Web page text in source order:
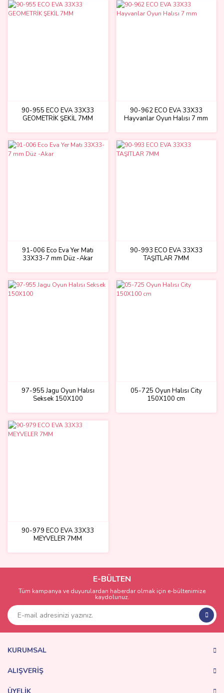
90-955 ECO EVA 33X33
GEOMETRİK ŞEKİL 7MM
90-962 ECO EVA 33X33
Hayvanlar Oyun Halısı 7 mm
91-006 Eco Eva Yer Matı
33X33-7 mm Düz -Akar
90-993 ECO EVA 33X33
TAŞITLAR 7MM
97-955 Jagu Oyun Halısı
Seksek 150X100
05-725 Oyun Halısı City
150X100 cm
90-979 ECO EVA 33X33
MEYVELER 7MM
E-BÜLTEN
Tüm kampanya ve duyurulardan haberdar olmak için e-bültenimize
kaydolunuz.
KURUMSAL
ALIŞVERİŞ